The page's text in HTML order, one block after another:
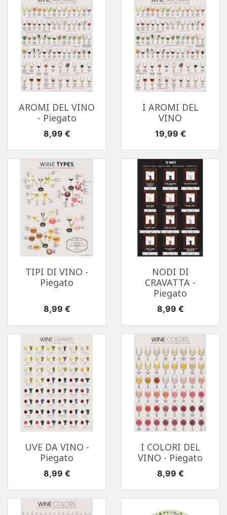
AROMI DEL VINO
- Piegato
Prezzo
8,99 €
I AROMI DEL
VINO
Prezzo
19,99 €
TIPI DI VINO -
Piegato
Prezzo
8,99 €
NODI DI
CRAVATTA -
Piegato
Prezzo
8,99 €
UVE DA VINO -
Piegato
Prezzo
8,99 €
I COLORI DEL
VINO - Piegato
Prezzo
8,99 €